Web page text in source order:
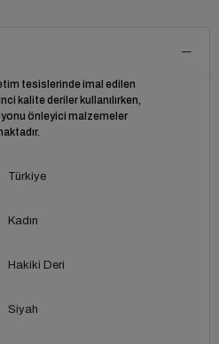
tesislerinde imal edilen
kalite deriler kullanılırken,
önleyici malzemeler
Türkiye
Kadın
Hakiki Deri
Siyah